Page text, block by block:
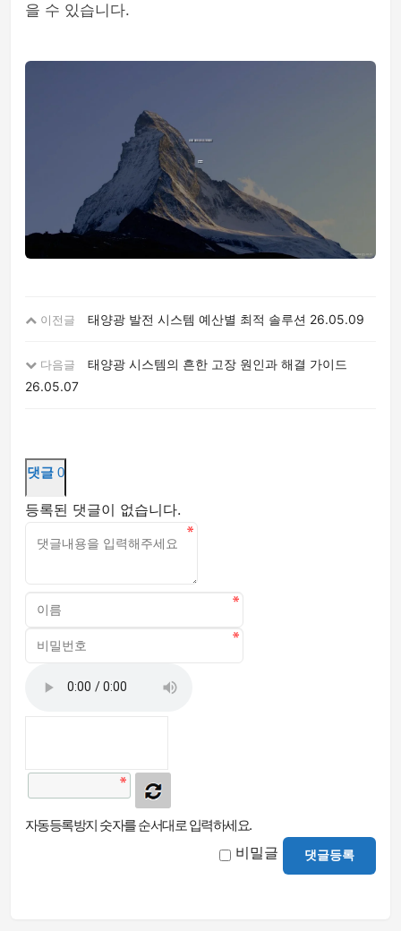
을 수 있습니다.
이전글 태양광 발전 시스템 예산별 최적 솔루션 26.05.09
다음글
태양광 시스템의 흔한 고장 원인과 해결 가이드
26.05.07
댓글 0
등록된 댓글이 없습니다.
자동등록방지 숫자를 순서대로 입력하세요.
비밀글 댓글등록